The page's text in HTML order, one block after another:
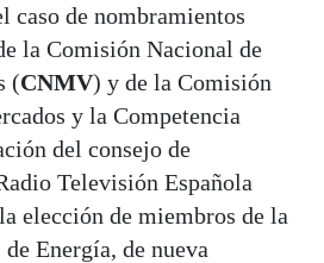
caso de nombramientos
la Comisión Nacional de
(CNMV) y de la Comisión
y la Competencia
del consejo de
Televisión Española
elección de miembros de la
Energía, de nueva